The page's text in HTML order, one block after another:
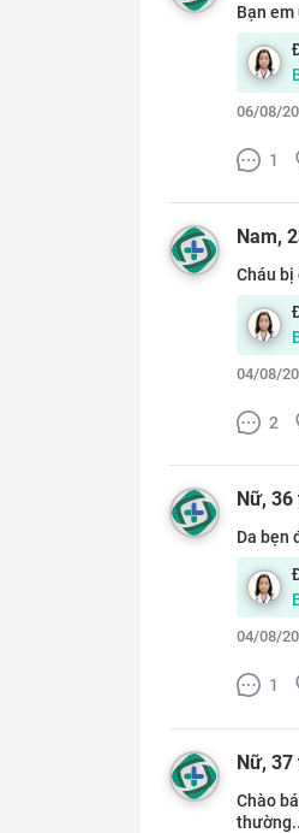
Bạn
06/08/
1
Nam,
Cháu bị
04/08/
2
Nữ, 36
Da bẹn
04/08/
1
Nữ, 37
Chào